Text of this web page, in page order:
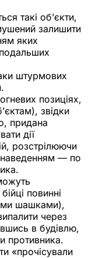
такі об’єкти,
залишити
яких
подальших
штурмових
позиціях,
звідки
придана
дії
розстрілюючи
наведенням — по
повинні
шашками),
через
в будівлю,
противника.
«прочісували